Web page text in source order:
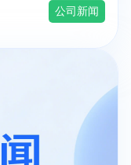
公司新闻